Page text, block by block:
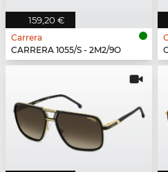
159,20 €
Carrera
CARRERA 1055/S - 2M2/9O